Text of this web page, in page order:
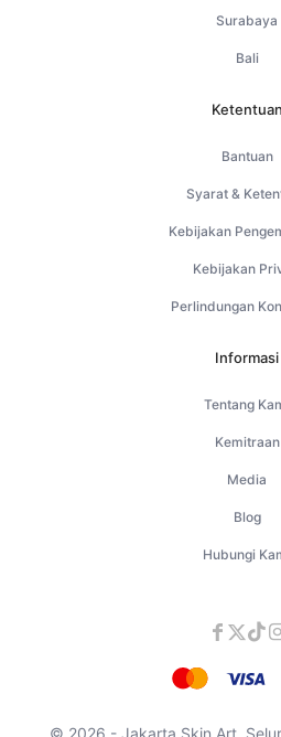
Surabaya
Bali
Ketentuan
Bantuan
Syarat &
Kebijakan
Kebijakan
Perlindungan
Informasi
Tentang
Kemitraan
Media
Blog
Hubungi
© 2026 - Jakarta Skin Art.